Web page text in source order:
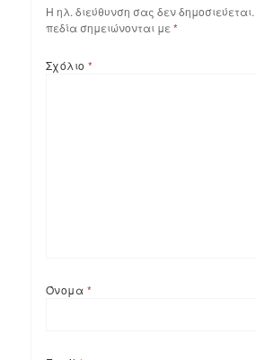
Η ηλ. διεύθυνση σας δεν δημοσιεύεται.
πεδία σημειώνονται με *
Σχόλιο *
Όνομα *